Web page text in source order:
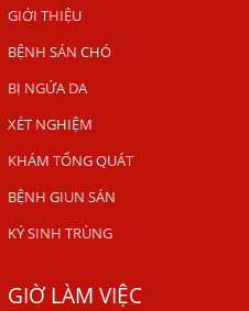
HÀ NỘI – NHIỄM BA LOẠI
ẤU TRÙNG SÁN CHÓ DI
VIÊM DA ĐỒNG TIỀN
Tại sao khám bệnh viện da
THẦN
GIỚI THIỆU
BỆNH SÁN CHÓ
BỊ NGỨA DA
XÉT NGHIỆM
KHÁM TỔNG QUÁT
BỆNH GIUN SÁN
KÝ SINH TRÙNG
GIỜ LÀM VIỆC